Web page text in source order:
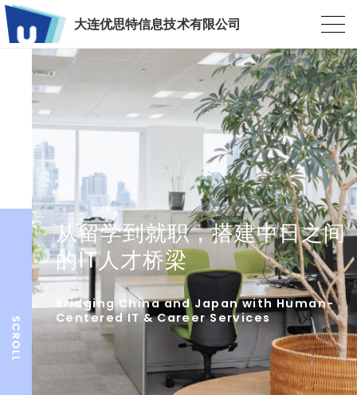
大连优思特信息技术有限公司
从留学到就职，搭建中日之间
的IT人才桥梁
Bridging China and Japan with Human-
Centered IT & Career Services